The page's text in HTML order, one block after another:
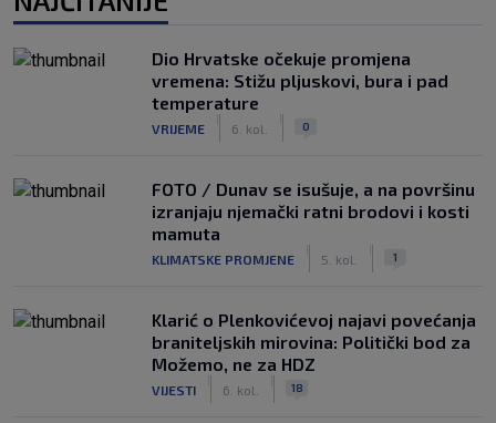
Dio Hrvatske očekuje promjena
vremena: Stižu pljuskovi, bura i pad
temperature
VRIJEME 6. kol. 0
FOTO / Dunav se isušuje, a na površinu
izranjaju njemački ratni brodovi i kosti
mamuta
KLIMATSKE PROMJENE 5. kol. 1
Klarić o Plenkovićevoj najavi povećanja
braniteljskih mirovina: Politički bod za
Možemo, ne za HDZ
VIJESTI 6. kol. 18